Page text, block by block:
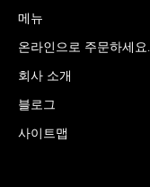
메뉴
온라인으로 주문하세요.
회사 소개
블로그
사이트맵